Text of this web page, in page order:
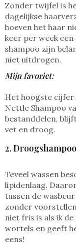
Zonder twijfel is
dagelijkse
hoeven het haar
keer per week
shampoo zijn
niet uitdrogen.
Mijn favoriet:
Het hoogste cijfer
Nettle Shampoo
bestanddelen,
vet en droog.
2.
Teveel wassen
lipidenlaag.
tussen de
zonder
niet fris is als ik
wortels en geeft
eens!